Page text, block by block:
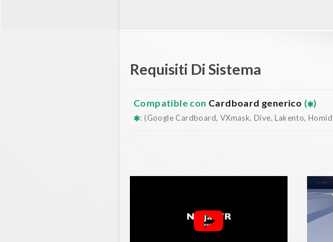
Requisiti Di Sistema
Compatible con Cardboard generico ( )
: (Google Cardboard, VXmask, Dive, Lakento,